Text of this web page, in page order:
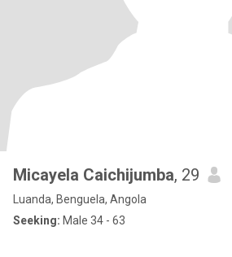
Micayela Caichijumba, 29
Luanda, Benguela, Angola
Seeking: Male 34 - 63